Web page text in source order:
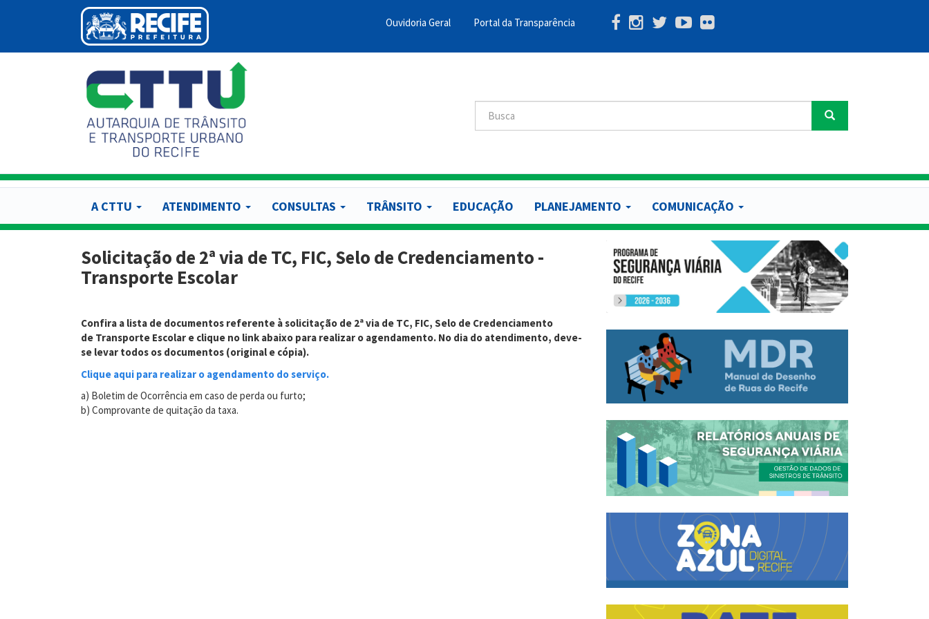
conteúdo
Menu
Barra
Ouvidoria Geral Portal da Transparência
Buscar Buscar
A CTTU ATENDIMENTO CONSULTAS TRÂNSITO EDUCAÇÃO PLANEJAMENTO COMUNICAÇÃO
Solicitação de 2ª via de TC, FIC, Selo de Credenciamento -
Transporte Escolar
Confira a lista de documentos referente à solicitação de 2ª via de TC, FIC, Selo de Credenciamento
de Transporte Escolar e clique no link abaixo para realizar o agendamento. No dia do atendimento, deve-
se levar todos os documentos (original e cópia).
Clique aqui para realizar o agendamento do serviço.
a) Boletim de Ocorrência em caso de perda ou furto;
b) Comprovante de quitação da taxa.